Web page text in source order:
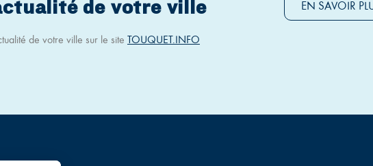
de votre ville
de votre ville sur le site TOUQUET.INFO
EN SAVOIR